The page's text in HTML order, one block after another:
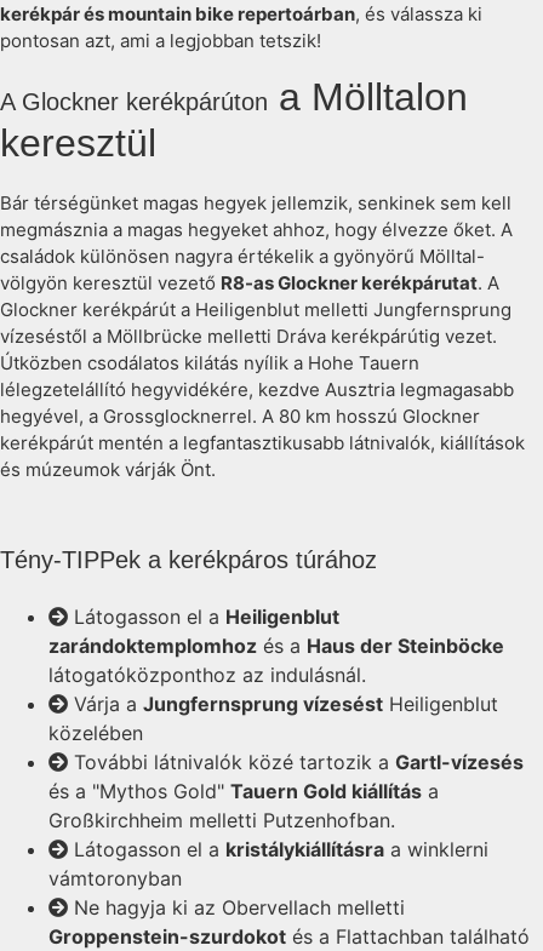
kerékpár és mountain bike repertoárban, és válassza ki
pontosan azt, ami a legjobban tetszik!
A Glockner kerékpárúton a Mölltalon
keresztül
Bár térségünket magas hegyek jellemzik, senkinek sem kell
megmásznia a magas hegyeket ahhoz, hogy élvezze őket. A
családok különösen nagyra értékelik a gyönyörű Mölltal-
völgyön keresztül vezető R8-as Glockner kerékpárutat. A
Glockner kerékpárút a Heiligenblut melletti Jungfernsprung
vízeséstől a Möllbrücke melletti Dráva kerékpárútig vezet.
Útközben csodálatos kilátás nyílik a Hohe Tauern
lélegzetelállító hegyvidékére, kezdve Ausztria legmagasabb
hegyével, a Grossglocknerrel. A 80 km hosszú Glockner
kerékpárút mentén a legfantasztikusabb látnivalók, kiállítások
és múzeumok várják Önt.
Tény-TIPPek a kerékpáros túrához
Látogasson el a Heiligenblut
zarándoktemplomhoz és a Haus der Steinböcke
látogatóközponthoz az indulásnál.
Várja a Jungfernsprung vízesést Heiligenblut
közelében
További látnivalók közé tartozik a Gartl-vízesés
és a "Mythos Gold" Tauern Gold kiállítás a
Großkirchheim melletti Putzenhofban.
Látogasson el a kristálykiállításra a winklerni
vámtoronyban
Ne hagyja ki az Obervellach melletti
Groppenstein-szurdokot és a Flattachban található